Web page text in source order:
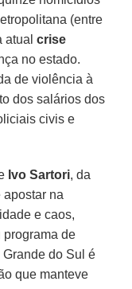
(entre
atualcrise
no estado.
de violência à
dos salários dos
civis e
Ivo Sartori, da
apostar na
e caos,
de
do Sul é
que manteve